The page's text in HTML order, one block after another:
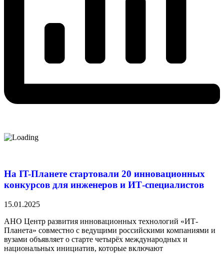
На IT-Планете стартовали 20 инновационных
конкурсов для инженеров и ИТ-специалистов
15.01.2025
АНО Центр развития инновационных технологий «ИТ-
Планета» совместно с ведущими российскими компаниями и
вузами объявляет о старте четырёх международных и
национальных инициатив, которые включают